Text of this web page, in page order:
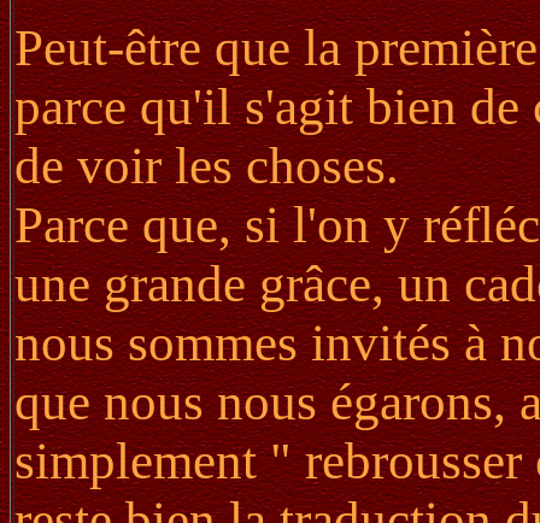
Peut-être que la
parce qu'il s'agit bien de
de voir les choses.
Parce que, si l'on y
une grande grâce, un
nous sommes invités à
que nous nous égarons,
simplement "